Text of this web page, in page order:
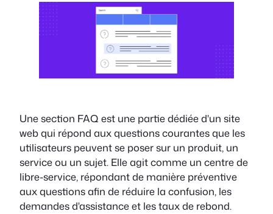
Une section FAQ est une partie dédiée d'un site
web qui répond aux questions courantes que les
utilisateurs peuvent se poser sur un produit, un
service ou un sujet. Elle agit comme un centre de
libre-service, répondant de manière préventive
aux questions afin de réduire la confusion, les
demandes d'assistance et les taux de rebond.